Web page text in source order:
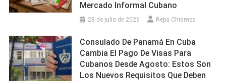
Mercado Informal Cubano
28 de julio de 2026 Repa Chismes
Consulado De Panamá En Cuba
Cambia El Pago De Visas Para
Cubanos Desde Agosto: Estos Son
Los Nuevos Requisitos Que Deben